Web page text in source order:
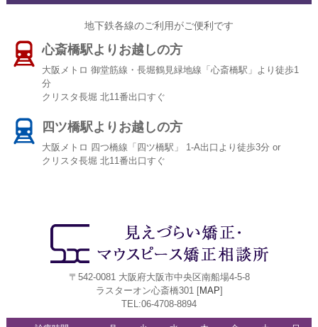
地下鉄各線のご利用がご便利です
心斎橋駅よりお越しの方
大阪メトロ 御堂筋線・長堀鶴見緑地線「心斎橋駅」より徒歩1
分
クリスタ長堀 北11番出口すぐ
四ツ橋駅よりお越しの方
大阪メトロ 四つ橋線「四ツ橋駅」 1-A出口より徒歩3分 or
クリスタ長堀 北11番出口すぐ
〒542-0081 大阪府大阪市中央区南船場4-5-8
ラスターオン心斎橋301 [MAP]
TEL:06-4708-8894